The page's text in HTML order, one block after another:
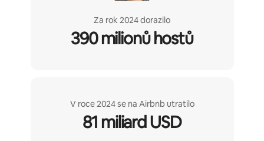
Za rok 2024 dorazilo
390 milionů hostů
V roce 2024 se na Airbnb utratilo
81 miliard USD